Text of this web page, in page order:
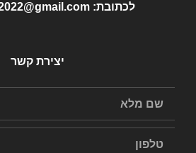
לכתובת: htofashion2022@gmail.com
יצירת קשר